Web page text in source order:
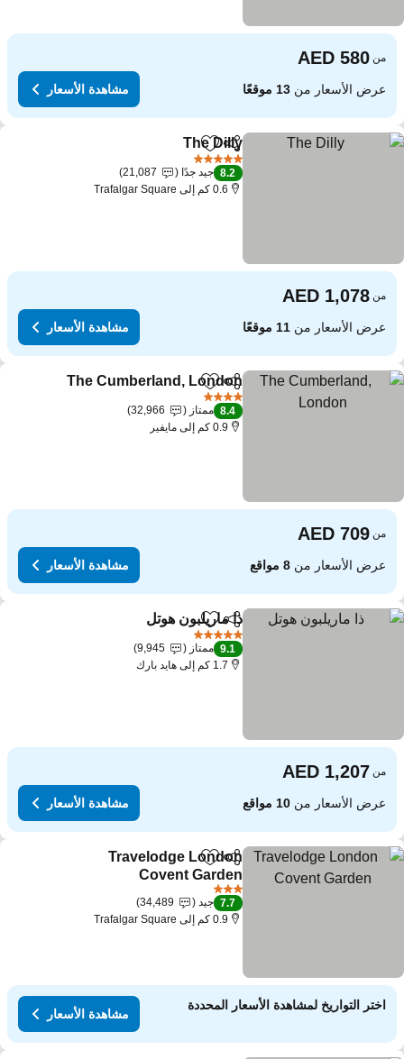
من
عرض الأسعار من13 موقعًا مشاهدة الأسعار
مشاركةAdd to favorites
The Dilly
8.2 جيد جدًا
21,087
0.6 كم إلى Trafalgar Square
من
عرض الأسعار من11 موقعًا مشاهدة الأسعار
مشاركةAdd to favorites
The Cumberland, London
8.4 ممتاز
32,966
0.9 كم إلى مايفير
من
عرض الأسعار من8 مواقع مشاهدة الأسعار
مشاركةAdd to favorites
ذا ماريلبون هوتل
9.1 ممتاز
9,945
1.7 كم إلى هايد بارك
من
عرض الأسعار من10 مواقع مشاهدة الأسعار
مشاركةAdd to favorites
Travelodge London
Covent Garden
7.7 جيد
34,489
0.9 كم إلى Trafalgar Square
اختر التواريخ لمشاهدة الأسعار المحددة
مشاهدة الأسعار